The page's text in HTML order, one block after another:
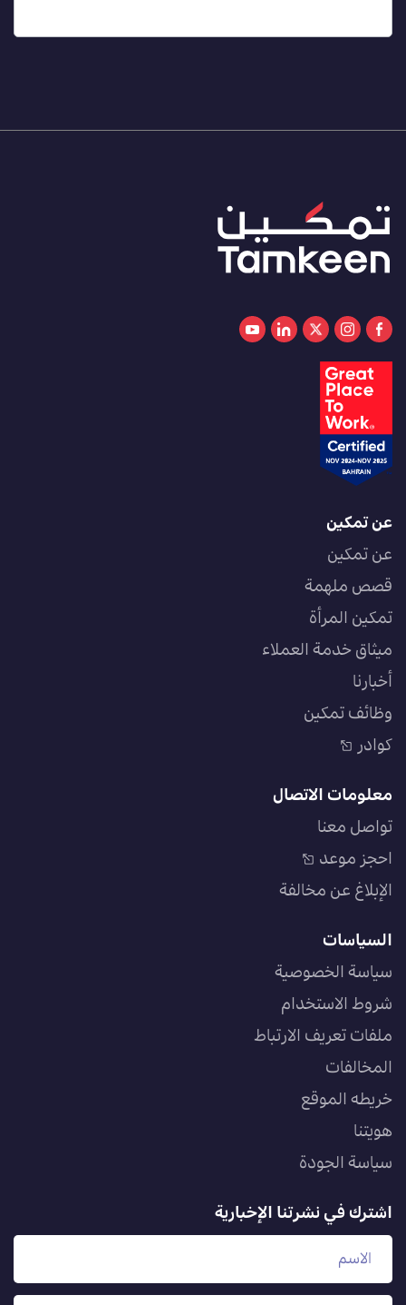
عن تمكين
عن تمكين
قصص ملهمة
تمكين المرأة
ميثاق خدمة العملاء
أخبارنا
وظائف تمكين
كوادر
معلومات الاتصال
تواصل معنا
احجز موعد
الإبلاغ عن مخالفة
السياسات
سياسة الخصوصية
شروط الاستخدام
ملفات تعريف الارتباط
المخالفات
خريطه الموقع
هويتنا
سياسة الجودة
اشترك في نشرتنا الإخبارية